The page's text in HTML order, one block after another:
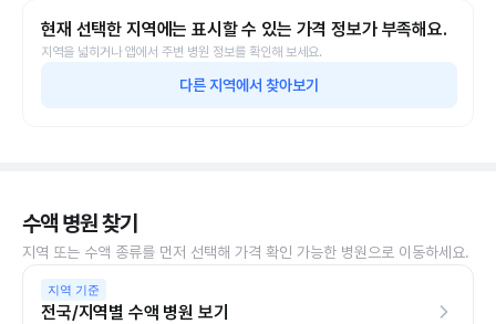
현재 선택한 지역에는 표시할 수 있는 가격 정보가 부족해요.
지역을 넓히거나 앱에서 주변 병원 정보를 확인해 보세요.
다른 지역에서 찾아보기
수액 병원 찾기
지역 또는 수액 종류를 먼저 선택해 가격 확인 가능한 병원으로 이동하세요.
지역 기준
전국/지역별 수액 병원 보기